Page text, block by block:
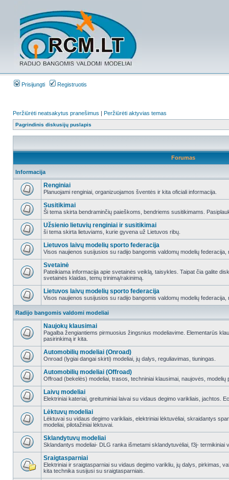
Prisijungti Registruotis
Peržiūrėti neatsakytus pranešimus | Peržiūrėti aktyvias temas
Pagrindinis diskusijų puslapis
Forumas
Informacija
Renginiai
Planuojami renginiai, organizuojamos šventės ir kita oficiali informacija.
Susitikimai
Ši tema skirta bendraminčių paieškoms, bendriems susitikimams.
Užsienio lietuvių renginiai ir susitikimai
ši tema skirta lietuviams, kurie gyvena už Lietuvos ribų.
Lietuvos laivų modelių sporto federacija
Visos naujienos susijusios su radijo bangomis valdomų modelių
Svetainė
Pateikiama informacija apie svetainės veiklą, taisykles. Taipat čia galite
svetainės klaidas, temų trinimą/rakinimą.
Lietuvos laivų modelių sporto federacija
Visos naujienos susijusios su radijo bangomis valdomų modelių
Radijo bangomis valdomi modeliai
Naujokų klausimai
Pagalba žengiantiems pirmuosius žingsnius modeliavime. Elementarūs
pasirinkimą ir kita.
Automobilių modeliai (Onroad)
Onroad (lygiai dangai skirti) modeliai, jų dalys, reguliavimas, tiuningas.
Automobilių modeliai (Offroad)
Offroad (bekelės) modeliai, trasos, techniniai klausimai, naujovės, modelių
Laivų modeliai
Elektriniai kateriai, greituminiai laivai su vidaus degimo varikliais, jachtos.
Lėktuvų modeliai
Lėktuvai su vidaus degimo varikliais, elektriniai lėktuvėliai, skraidantys
modeliai, pilotažiniai lėktuvai.
Sklandytuvų modeliai
Sklandantys modeliai- DLG ranka išmetami sklandytuvėliai, f3j-
Sraigtasparniai
Elektriniai ir sraigtasparniai su vidaus degimo varikliu, jų dalys, pirkimas,
kita technika susijusi su sraigtasparniais.